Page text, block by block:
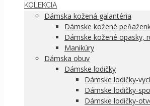
KOLEKCIA
Dámska kožená galantéria
Dámske kožené
Dámske kožené opasky,
Manikúry
Dámska obuv
Dámske lodičky
Dámske lodičky-
Dámske lodičky-
Dámske lodičky-